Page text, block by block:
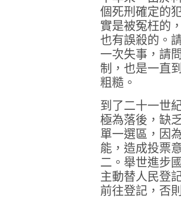
個死刑確定的
實是被冤枉的
也有誤殺的。
一次失事，請
制，也是一直
粗糙。
到了二十一世
極為落後，缺
單一選區，因
能，造成投票
二。舉世進步
主動替人民登
前往登記，否